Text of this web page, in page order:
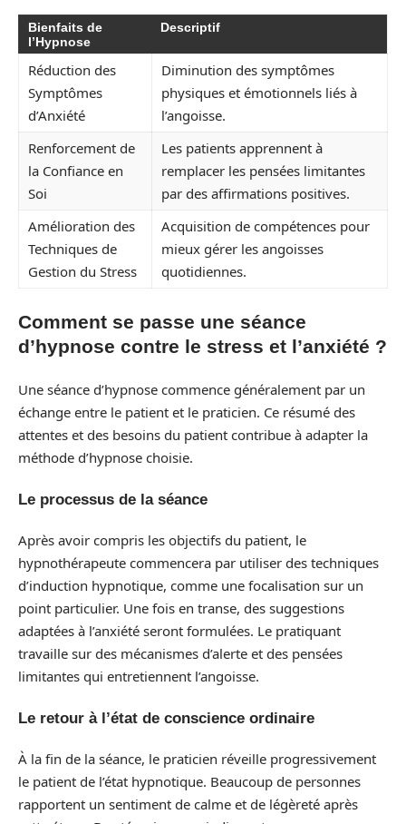
Bienfaits de
l’Hypnose
Descriptif
Réduction des
Symptômes
d’Anxiété
Diminution des symptômes
physiques et émotionnels liés à
l’angoisse.
Renforcement de
la Confiance en
Soi
Les patients apprennent à
remplacer les pensées limitantes
par des affirmations positives.
Amélioration des
Techniques de
Gestion du Stress
Acquisition de compétences pour
mieux gérer les angoisses
quotidiennes.
Comment se passe une séance
d’hypnose contre le stress et l’anxiété ?
Une séance d’hypnose commence généralement par un
échange entre le patient et le praticien. Ce résumé des
attentes et des besoins du patient contribue à adapter la
méthode d’hypnose choisie.
Le processus de la séance
Après avoir compris les objectifs du patient, le
hypnothérapeute commencera par utiliser des techniques
d’induction hypnotique, comme une focalisation sur un
point particulier. Une fois en transe, des suggestions
adaptées à l’anxiété seront formulées. Le pratiquant
travaille sur des mécanismes d’alerte et des pensées
limitantes qui entretiennent l’angoisse.
Le retour à l’état de conscience ordinaire
À la fin de la séance, le praticien réveille progressivement
le patient de l’état hypnotique. Beaucoup de personnes
rapportent un sentiment de calme et de légèreté après